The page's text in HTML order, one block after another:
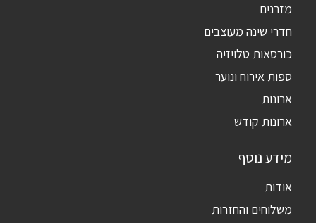
מזרנים
חדרי שינה מעוצבים
כורסאות טלויזיה
ספות אירוח ונוער
ארונות
ארונות קודש
מידע נוסף
אודות
משלוחים והחזרות